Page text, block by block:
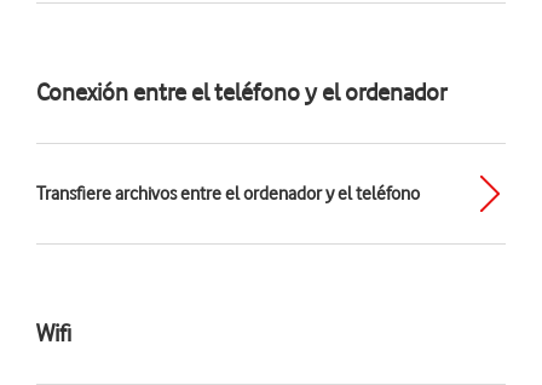
Conexión entre el teléfono y el ordenador
Transfiere archivos entre el ordenador y el teléfono
Wifi